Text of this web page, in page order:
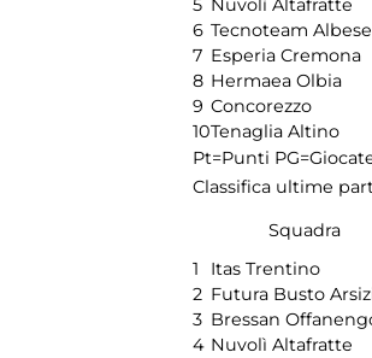
5 Nuvolì Altafratte
6 Tecnoteam Albese
7 Esperia Cremona
8 Hermaea Olbia
9 Concorezzo
10Tenaglia Altino
Pt=Punti
Classifica ultime
Squadra
1
Itas Trentino
2 Futura Busto
3 Bressan
4 Nuvolì Altafratte